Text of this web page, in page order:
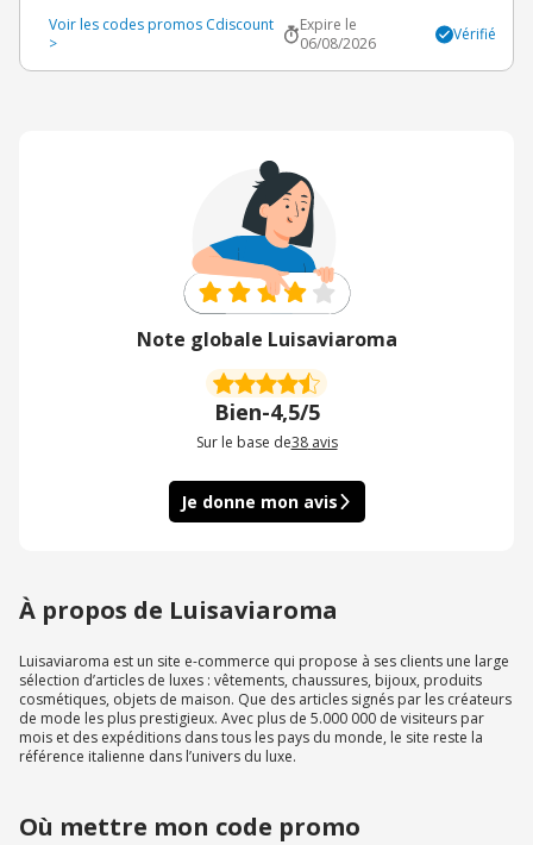
Voir les codes promos Cdiscount
>
Expire le
06/08/2026
Vérifié
Note globale Luisaviaroma
Bien-4,5/5
Sur le base de38 avis
Je donne mon avis
À propos de Luisaviaroma
Luisaviaroma est un site e-commerce qui propose à ses clients une large
sélection d’articles de luxes : vêtements, chaussures, bijoux, produits
cosmétiques, objets de maison. Que des articles signés par les créateurs
de mode les plus prestigieux. Avec plus de 5.000 000 de visiteurs par
mois et des expéditions dans tous les pays du monde, le site reste la
référence italienne dans l’univers du luxe.
Où mettre mon code promo